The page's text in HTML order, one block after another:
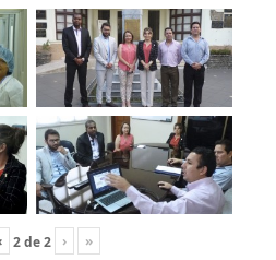
2de2 › »